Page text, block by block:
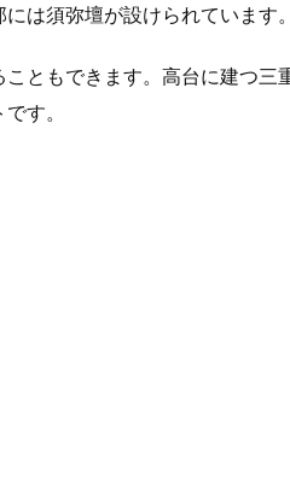
は須弥壇が設けられています。
ともできます。高台に建つ三
す。